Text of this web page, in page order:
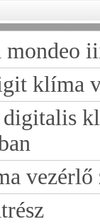
klíma
vezérlő